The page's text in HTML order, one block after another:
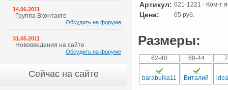
Артикул: 021-1221 - Ком-т
Цена: 65 руб.
Размеры:
62-40 68-44
barabulka11 Виталий
14.06.2011
Группа Вконтакте
Обсудить на форуме
31.05.2011
Нововведения на сайте
Обсудить на форуме
Сейчас на сайте